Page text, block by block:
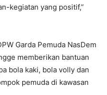
kegiatan yang positif,”
Garda Pemuda NasDem
memberikan bantuan
bola kaki, bola volly dan
pemuda di kawasan